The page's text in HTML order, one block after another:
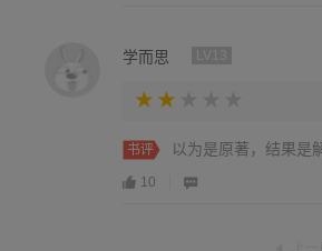
学而思
书评 以为是原著，结果是
10